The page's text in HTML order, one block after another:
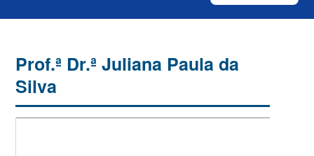
Prof.ª Dr.ª Juliana Paula da
Silva